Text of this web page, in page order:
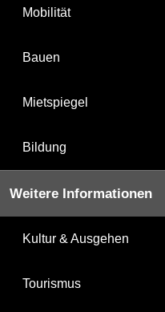
Mobilität
Bauen
Mietspiegel
Bildung
Weitere Informationen
Kultur & Ausgehen
Tourismus